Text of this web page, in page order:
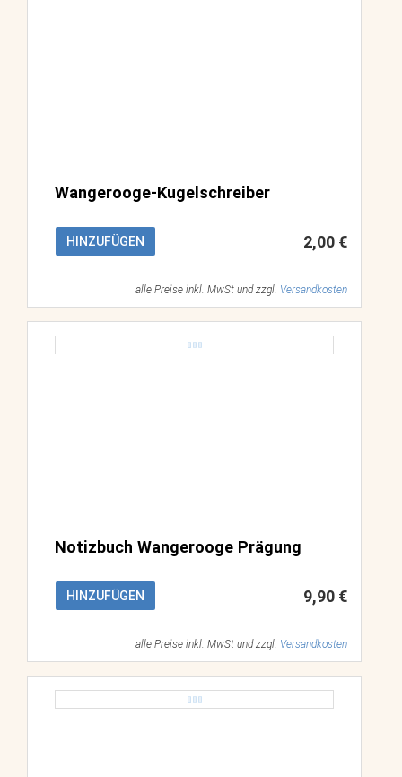
Wangerooge-Kugelschreiber
HINZUFÜGEN 2,00 €
alle Preise inkl. MwSt und zzgl. Versandkosten
Notizbuch Wangerooge Prägung
HINZUFÜGEN 9,90 €
alle Preise inkl. MwSt und zzgl. Versandkosten